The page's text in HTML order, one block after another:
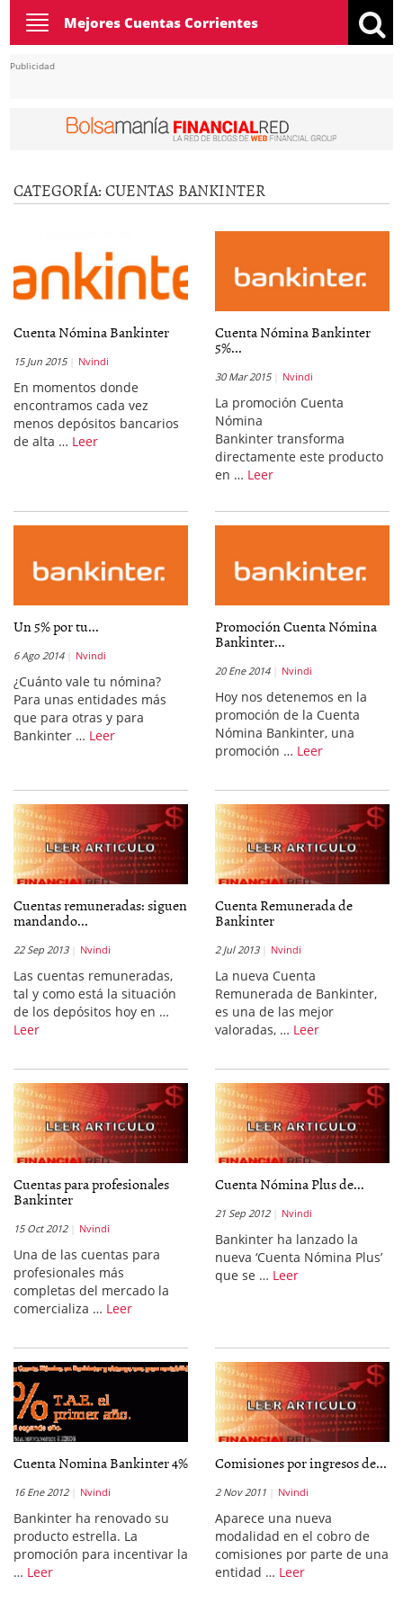
Toggle
navigation
Mejores Cuentas Corrientes
Publicidad
CATEGORÍA:CUENTAS BANKINTER
Cuenta Nómina Bankinter
15 Jun 2015 Nvindi
En momentos donde
encontramos cada vez
menos depósitos bancarios
de alta … Leer
Cuenta Nómina Bankinter
5%...
30 Mar 2015 Nvindi
La promoción Cuenta
Nómina
Bankinter transforma
directamente este producto
en … Leer
Un 5% por tu...
6 Ago 2014 Nvindi
¿Cuánto vale tu nómina?
Para unas entidades más
que para otras y para
Bankinter … Leer
Promoción Cuenta Nómina
Bankinter...
20 Ene 2014 Nvindi
Hoy nos detenemos en la
promoción de la Cuenta
Nómina Bankinter, una
promoción … Leer
Cuentas remuneradas: siguen
mandando...
22 Sep 2013 Nvindi
Las cuentas remuneradas,
tal y como está la situación
de los depósitos hoy en …
Leer
Cuenta Remunerada de
Bankinter
2 Jul 2013 Nvindi
La nueva Cuenta
Remunerada de Bankinter,
es una de las mejor
valoradas, … Leer
Cuentas para profesionales
Bankinter
15 Oct 2012 Nvindi
Una de las cuentas para
profesionales más
completas del mercado la
comercializa … Leer
Cuenta Nómina Plus de...
21 Sep 2012 Nvindi
Bankinter ha lanzado la
nueva ‘Cuenta Nómina Plus’
que se … Leer
Cuenta Nomina Bankinter 4%
16 Ene 2012 Nvindi
Bankinter ha renovado su
producto estrella. La
promoción para incentivar la
… Leer
Comisiones por ingresos de...
2 Nov 2011 Nvindi
Aparece una nueva
modalidad en el cobro de
comisiones por parte de una
entidad … Leer